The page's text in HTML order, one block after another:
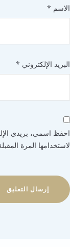
*
الإلكتروني*
اسمي، بريدي
المرة المقبلة